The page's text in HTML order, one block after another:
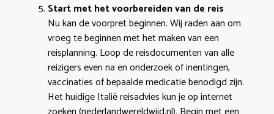
Start met het voorbereiden van de reis
Nu kan de voorpret beginnen. Wij raden aan om
vroeg te beginnen met het maken van een
reisplanning. Loop de reisdocumenten van alle
reizigers even na en onderzoek of inentingen,
vaccinaties of bepaalde medicatie benodigd zijn.
Het huidige Italië reisadvies kun je op internet